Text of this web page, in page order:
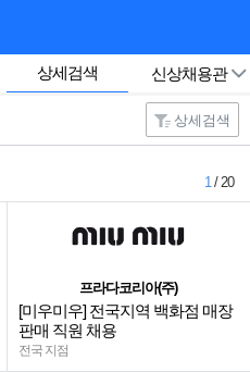
상세검색 신상채용관
상세검색
1/ 20
프라다코리아(주)
[미우미우] 전국지역 백화점 매장
판매 직원 채용
전국 지점